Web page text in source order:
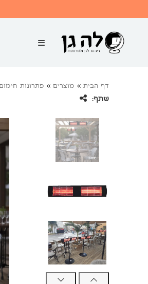
דף הבית » מוצרים » פתרונות
שתף: